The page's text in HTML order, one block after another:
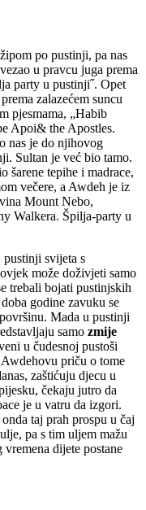
po pustinji, pa nas
u pravcu juga prema
party u pustinji˝. Opet
zalazećem suncu
pjesmama, „Habib
Apoi& the Apostles.
nas je do njihovog
Sultan je već bio tamo.
šarene tepihe i madrace,
večere, a Awdeh je iz
Mount Nebo,
Walkera. Špilja-party u
svijeta s
može doživjeti samo
trebali bojati pustinjskih
godine zavuku se
Mada u pustinji
samo zmije
u čudesnoj pustoši
priču o tome
zaštićuju djecu u
čekaju jutro da
je u vatru da izgori.
taj prah prospu u čaj
pa s tim uljem mažu
dijete postane